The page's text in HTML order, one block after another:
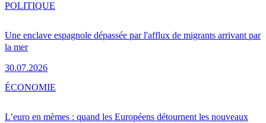
Une enclave espagnole dépassée par l'afflux de migrants arrivant par
la mer
30.07.2026
POLITIQUE
L’euro en mèmes : quand les Européens détournent les nouveaux
ÉCONOMIE